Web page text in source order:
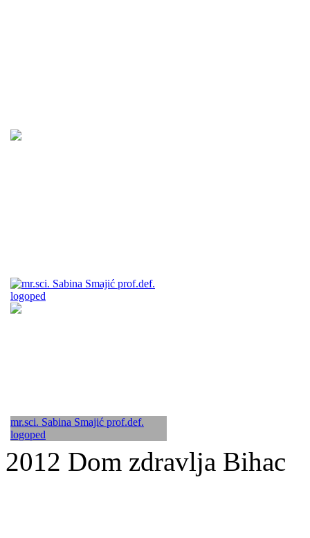
mr.sci. Sabina Smajić prof.def.
logoped
2012 Dom zdravlja Bihac